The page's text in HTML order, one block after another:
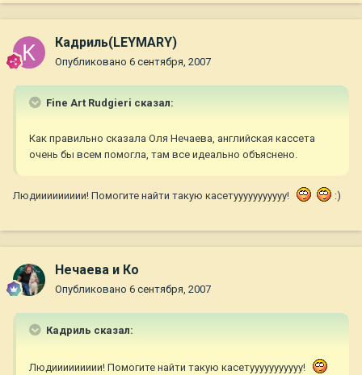
Кадриль(LEYMARY)
Опубликовано 6 сентября, 2007
Fine Art Rudgieri сказал:
Как правильно сказала Оля Нечаева, английская кассета
очень бы всем помогла, там все идеально объяснено.
Людиииииииии! Помогите найти такую касетууууууууууу! :)
Нечаева и Ко
Опубликовано 6 сентября, 2007
Кадриль сказал:
Людиииииииии! Помогите найти такую касетууууууууууу!